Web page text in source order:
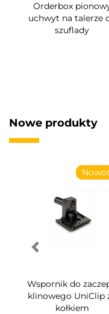
Orderbox
uchwyt na talerze
szuflady
Nowe produkty
Wspornik do
klinowego UniClip
kołkiem